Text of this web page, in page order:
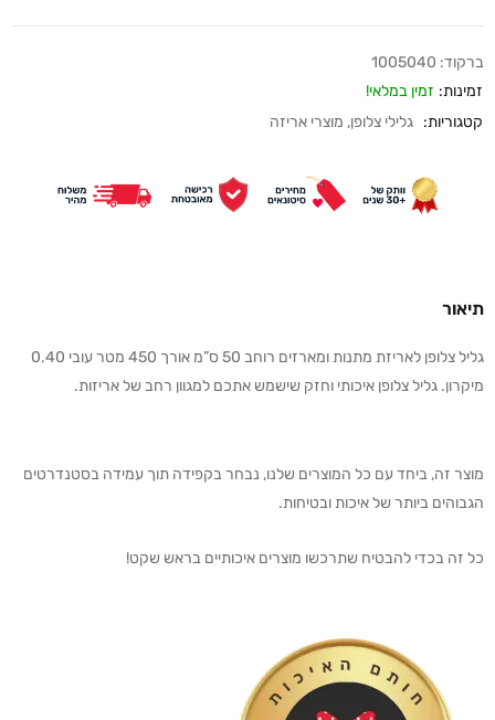
ברקוד: 1005040
זמינות: זמין במלאי!
קטגוריות: גלילי צלופן, מוצרי אריזה
תיאור
גליל צלופן לאריזת מתנות ומארזים רוחב 50 ס”מ אורך 450 מטר עובי 0.40
מיקרון. גליל צלופן איכותי וחזק שישמש אתכם למגוון רחב של אריזות.
מוצר זה, ביחד עם כל המוצרים שלנו, נבחר בקפידה תוך עמידה בסטנדרטים
הגבוהים ביותר של איכות ובטיחות.
כל זה בכדי להבטיח שתרכשו מוצרים איכותיים בראש שקט!